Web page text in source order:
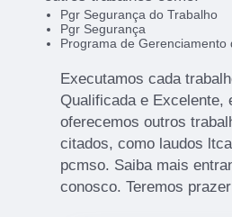
Pgr Segurança do Trabalho
Pgr Segurança
Programa de Gerenciamento
Executamos cada
Qualificada e Excelente,
oferecemos outros
citados, como laudos
pcmso. Saiba mais
conosco. Teremos